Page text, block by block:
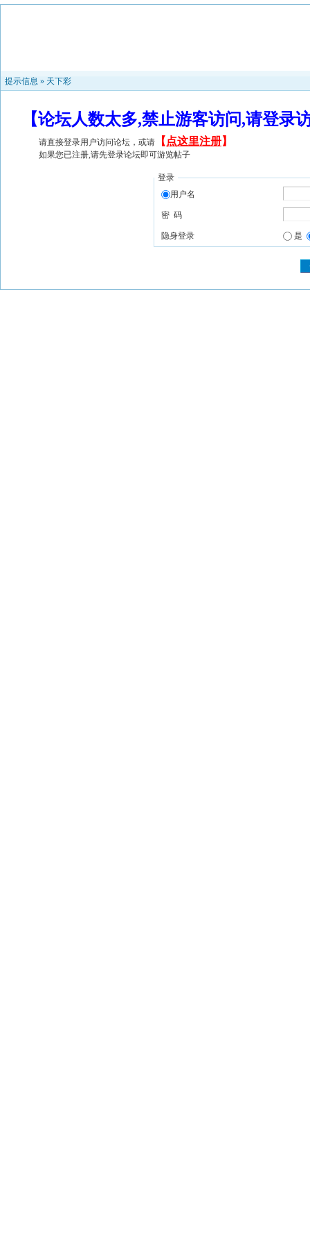
提示信息 » 天下彩
【论坛人数太多,禁止游客访问,请登
请直接登录用户访问论坛，或请 【 点这里注册】
如果您已注册,请先登录论坛即可游览帖子
登录
用户名
密 码
隐身登录 是